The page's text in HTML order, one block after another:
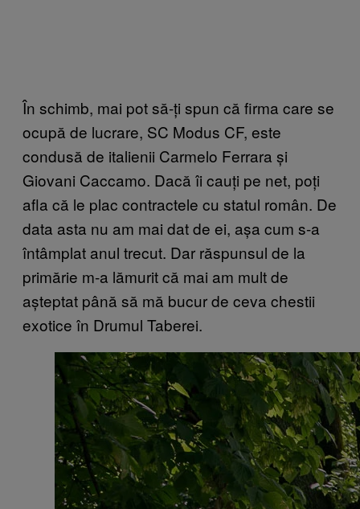
În schimb, mai pot să-ți spun că firma care se
ocupă de lucrare, SC Modus CF, este
condusă de italienii Carmelo Ferrara și
Giovani Caccamo. Dacă îi cauți pe net, poți
afla că le plac contractele cu statul român. De
data asta nu am mai dat de ei, așa cum s-a
întâmplat anul trecut. Dar răspunsul de la
primărie m-a lămurit că mai am mult de
așteptat până să mă bucur de ceva chestii
exotice în Drumul Taberei.